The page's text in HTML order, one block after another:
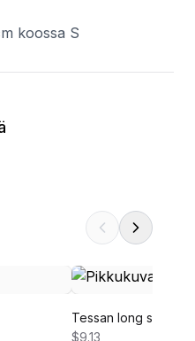
koossa S
Tessan long sleeve
$9.13